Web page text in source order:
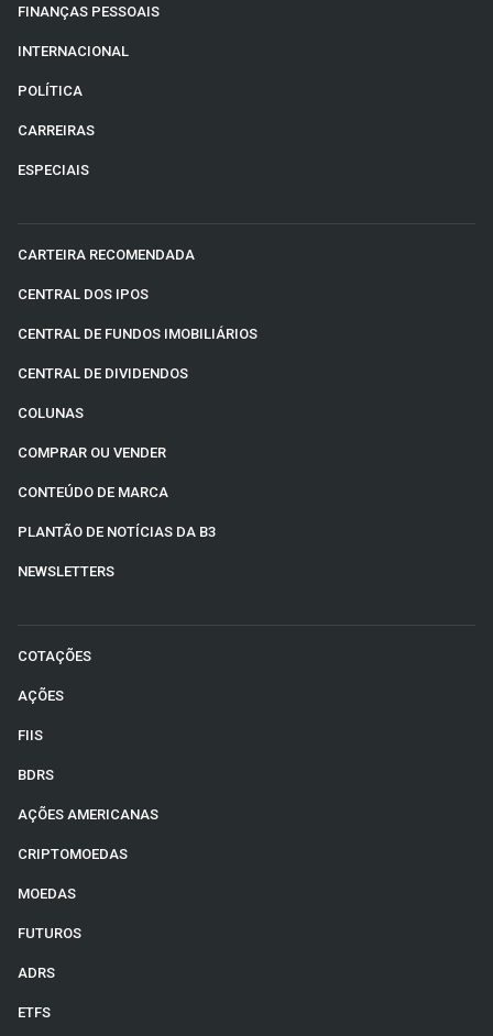
FINANÇAS PESSOAIS
INTERNACIONAL
POLÍTICA
CARREIRAS
ESPECIAIS
CARTEIRA RECOMENDADA
CENTRAL DOS IPOS
CENTRAL DE FUNDOS IMOBILIÁRIOS
CENTRAL DE DIVIDENDOS
COLUNAS
COMPRAR OU VENDER
CONTEÚDO DE MARCA
PLANTÃO DE NOTÍCIAS DA B3
NEWSLETTERS
COTAÇÕES
AÇÕES
FIIS
BDRS
AÇÕES AMERICANAS
CRIPTOMOEDAS
MOEDAS
FUTUROS
ADRS
ETFS